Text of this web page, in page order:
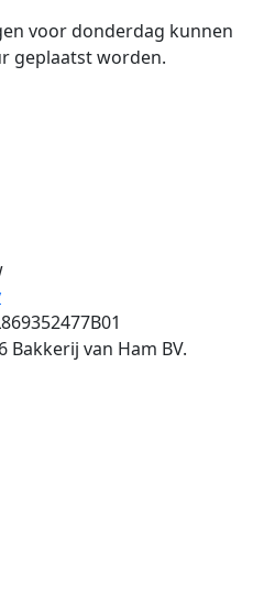
voor donderdag kunnen
geplaatst worden.
Bakkerij van Ham BV.